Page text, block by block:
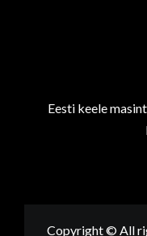
Eesti keele
Copyright © All